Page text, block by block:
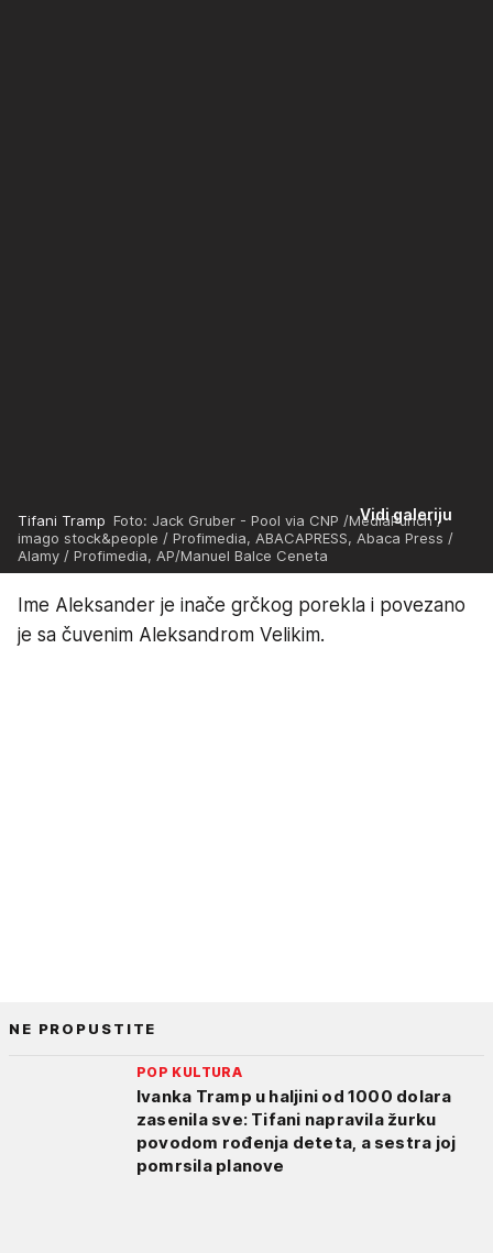
Vidi galeriju
Tifani Tramp Foto: Jack Gruber - Pool via CNP /MediaPunch /
imago stock&people / Profimedia, ABACAPRESS, Abaca Press /
Alamy / Profimedia, AP/Manuel Balce Ceneta
Ime Aleksander je inače grčkog porekla i povezano
je sa čuvenim Aleksandrom Velikim.
NE PROPUSTITE
POP KULTURA
Ivanka Tramp u haljini od 1000 dolara
zasenila sve: Tifani napravila žurku
povodom rođenja deteta, a sestra joj
pomrsila planove